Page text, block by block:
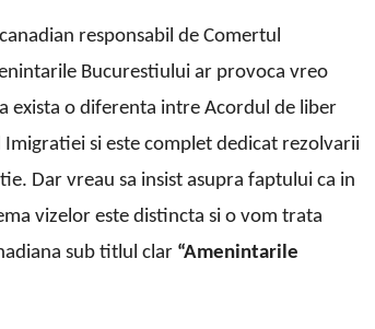
responsabil de Comertul
Bucurestiului ar provoca vreo
exista o diferenta intre Acordul de liber
si este complet dedicat rezolvarii
Dar vreau sa insist asupra faptului ca in
vizelor este distincta si o vom trata
sub titlul clar “Amenintarile